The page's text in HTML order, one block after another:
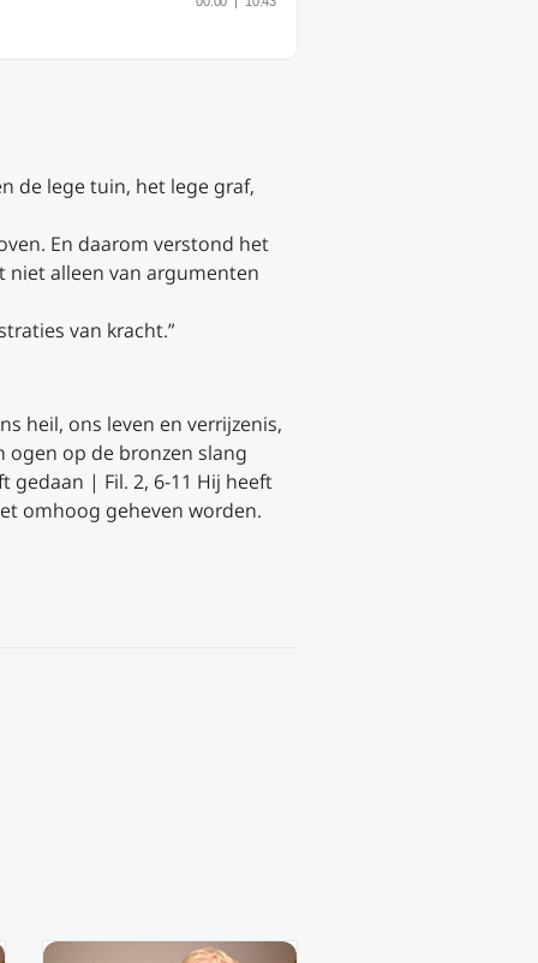
de lege tuin, het lege graf,
En daarom verstond het
niet alleen van argumenten
van kracht.”
heil, ons leven en verrijzenis,
ogen op de bronzen slang
gedaan | Fil. 2, 6-11 Hij heeft
omhoog geheven worden.